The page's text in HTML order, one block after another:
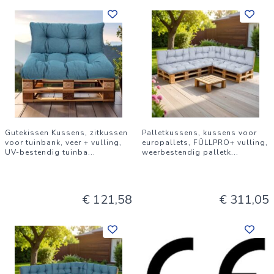
Gutekissen Kussens, zitkussen
voor tuinbank, veer + vulling,
UV-bestendig tuinba...
€ 121,58
Palletkussens, kussens voor
europallets, FÜLLPRO+ vulling,
weerbestendig palletk...
€ 311,05